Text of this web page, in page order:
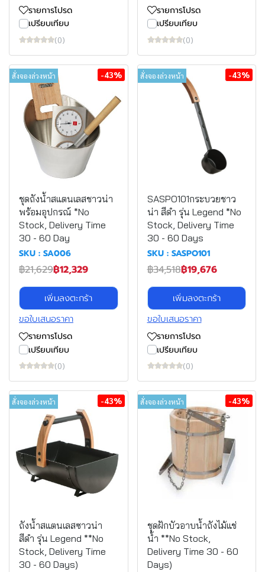
รายการโปรด
เปรียบเทียบ
(0)
รายการโปรด
เปรียบเทียบ
(0)
สั่งจองล่วงหน้า -43%
ชุดถังน้ำสแตนเลสชาวน่า
พร้อมอุปกรณ์ *No
Stock, Delivery Time
30 - 60 Day
SKU : SA006
฿21,629฿12,329
เพิ่มลงตะกร้า
ขอใบเสนอราคา
รายการโปรด
เปรียบเทียบ
(0)
สั่งจองล่วงหน้า -43%
SASPO101กระบวยชาว
น่า สีดำ รุ่น Legend *No
Stock, Delivery Time
30 - 60 Days
SKU : SASPO101
฿34,518฿19,676
เพิ่มลงตะกร้า
ขอใบเสนอราคา
รายการโปรด
เปรียบเทียบ
(0)
สั่งจองล่วงหน้า -43%
ถังน้ำสแตนเลสซาวน่า
สีดำ รุ่น Legend **No
Stock, Delivery Time
30 - 60 Days)
สั่งจองล่วงหน้า -43%
ชุดฝักบัวอาบน้ำถังไม้แช่
น้ำ **No Stock,
Delivery Time 30 - 60
Days)